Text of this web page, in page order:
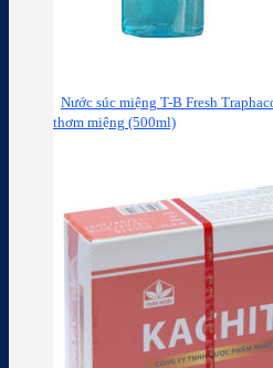
Nước súc miệng T-B Fresh
thơm miệng (500ml)